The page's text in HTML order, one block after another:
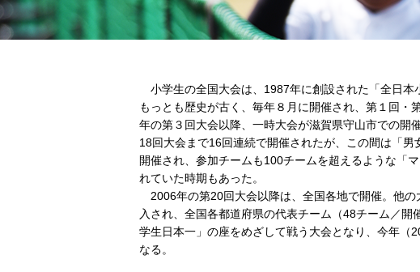
小学生の全国大会は、1987年に創設された「全日本
もっとも歴史が古く、毎年８月に開催され、第１回・
年の第３回大会以降、一時大会が滋賀県守山市での開
18回大会まで16回連続で開催されたが、この間は「男
開催され、参加チームも100チームを超えるような「
れていた時期もあった。
2006年の第20回大会以降は、全国各地で開催。他の
入され、全国各都道府県の代表チーム（48チーム／開
学生日本一」の座をめざして戦う大会となり、今年（
なる。